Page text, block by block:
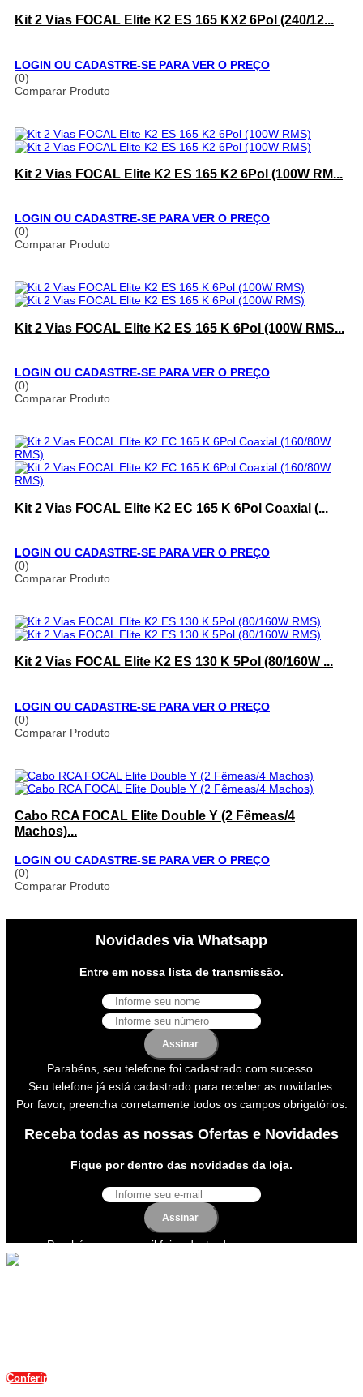
Kit 2 Vias FOCAL Elite K2 ES 165 KX2 6Pol (240/12...
LOGIN OU CADASTRE-SE PARA VER O PREÇO
(0)
Comparar Produto
Kit 2 Vias FOCAL Elite K2 ES 165 K2 6Pol (100W RM...
LOGIN OU CADASTRE-SE PARA VER O PREÇO
(0)
Comparar Produto
Kit 2 Vias FOCAL Elite K2 ES 165 K 6Pol (100W RMS...
LOGIN OU CADASTRE-SE PARA VER O PREÇO
(0)
Comparar Produto
Kit 2 Vias FOCAL Elite K2 EC 165 K 6Pol Coaxial (...
LOGIN OU CADASTRE-SE PARA VER O PREÇO
(0)
Comparar Produto
Kit 2 Vias FOCAL Elite K2 ES 130 K 5Pol (80/160W ...
LOGIN OU CADASTRE-SE PARA VER O PREÇO
(0)
Comparar Produto
Cabo RCA FOCAL Elite Double Y (2 Fêmeas/4
Machos)...
LOGIN OU CADASTRE-SE PARA VER O PREÇO
(0)
Comparar Produto
Novidades via Whatsapp
Entre em nossa lista de transmissão.
Assinar
Parabéns, seu telefone foi cadastrado com sucesso.
Seu telefone já está cadastrado para receber as novidades.
Por favor, preencha corretamente todos os campos obrigatórios.
Receba todas as nossas Ofertas e Novidades
Fique por dentro das novidades da loja.
Assinar
Parabéns, seu e-mail foi cadastrado com sucesso.
Conferir